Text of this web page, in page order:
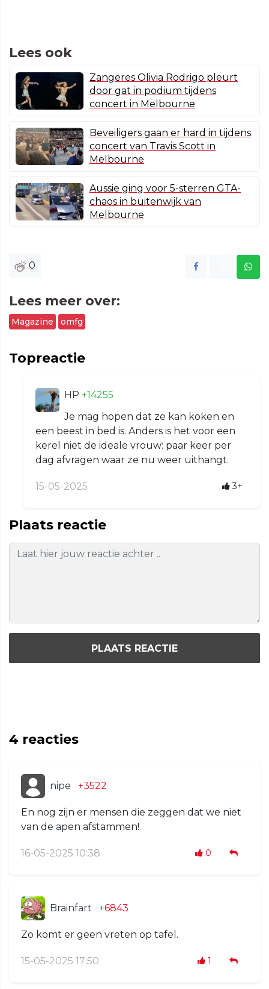
Lees ook
Zangeres Olivia Rodrigo pleurt
door gat in podium tijdens
concert in Melbourne
Beveiligers gaan er hard in tijdens
concert van Travis Scott in
Melbourne
Aussie ging voor 5-sterren GTA-
chaos in buitenwijk van
Melbourne
0
Lees meer over:
Magazine omfg
Topreactie
HP +14255
Je mag hopen dat ze kan koken en
een beest in bed is. Anders is het voor een
kerel niet de ideale vrouw: paar keer per
dag afvragen waar ze nu weer uithangt.
15-05-2025 3+
Plaats reactie
PLAATS REACTIE
4 reacties
nipe +3522
En nog zijn er mensen die zeggen dat we niet
van de apen afstammen!
16-05-2025 10:38 0
Brainfart +6843
Zo komt er geen vreten op tafel.
15-05-2025 17:50 1